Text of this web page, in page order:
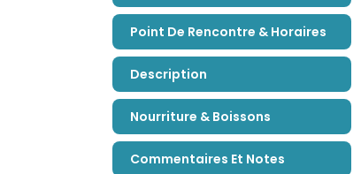
Point De Rencontre & Horaires
Description
Nourriture & Boissons
Commentaires Et Notes